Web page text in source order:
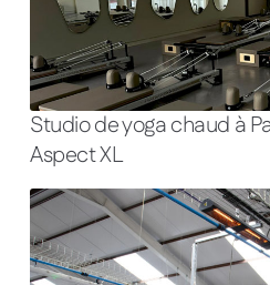
Studio de yoga chaud à
Aspect XL